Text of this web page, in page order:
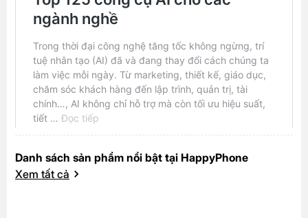
Danh sách sản phẩm nổi bật tại HappyPhone
Xem tất cả